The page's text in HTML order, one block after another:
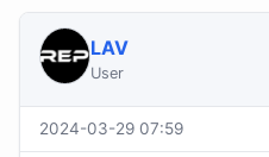
LAV
User
2024-03-29 07:59